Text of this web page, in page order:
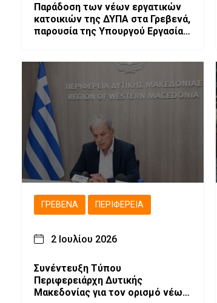
Παράδοση των νέων εργατικών
κατοικιών της ΔΥΠΑ στα Γρεβενά,
παρουσία της Υπουργού Εργασίας
ΓΡΕΒΕΝΆ ΠΕΡΙΦΈΡΕΙΑ
2 Ιουλίου 2026
Συνέντευξη Τύπου
Περιφερειάρχη Δυτικής
Μακεδονίας για τον ορισμό νέων